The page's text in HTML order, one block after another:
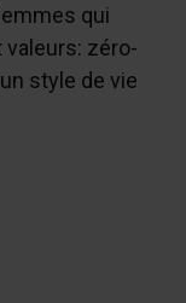
qui
zéro-
style de vie